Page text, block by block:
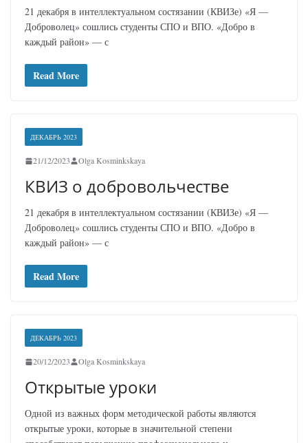
21 декабря в интеллектуальном состязании (КВИЗе) «Я —
Доброволец» сошлись студенты СПО и ВПО. «Добро в
каждый район» — с
Read More
ДЕКАБРЬ 2023
21/12/2023 Olga Kosminkskaya
КВИЗ о добровольчестве
21 декабря в интеллектуальном состязании (КВИЗе) «Я —
Доброволец» сошлись студенты СПО и ВПО. «Добро в
каждый район» — с
Read More
ДЕКАБРЬ 2023
20/12/2023 Olga Kosminkskaya
Открытые уроки
Одной из важных форм методической работы являются
открытые уроки, которые в значительной степени